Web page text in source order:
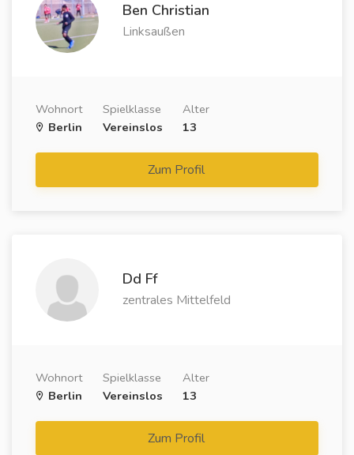
Ben Christian
Linksaußen
Wohnort
Berlin
Spielklasse
Vereinslos
Alter
13
Zum Profil
Dd Ff
zentrales Mittelfeld
Wohnort
Berlin
Spielklasse
Vereinslos
Alter
13
Zum Profil